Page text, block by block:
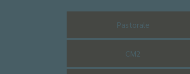
Pastorale
CM2